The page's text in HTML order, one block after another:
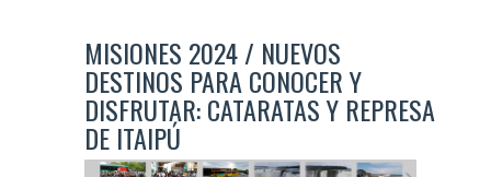
MISIONES 2024 / NUEVOS
DESTINOS PARA CONOCER Y
DISFRUTAR: CATARATAS Y REPRESA
DE ITAIPÚ